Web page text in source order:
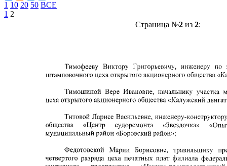
1 10 20 50 ВСЕ
1 2
Страница №2из 2: